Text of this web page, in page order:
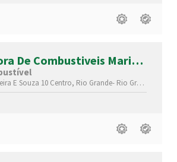
De Combustiveis Marine
E Souza 10 Centro, Rio Grande- Rio Grande do Sul(RS)